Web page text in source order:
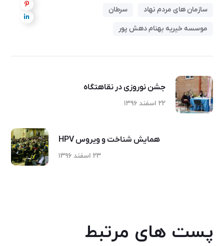
سازمان های مردم نهاد
سرطان
موسسه خیریه بهنام دهش پور
جشن نوروزی در نقاهتگاه
۲۲ اسفند ۱۳۹۶
همایش شناخت و ویروس HPV
۲۳ اسفند ۱۳۹۶
پست های مرتبط